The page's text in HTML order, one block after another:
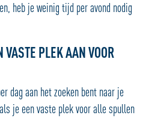
heb je weinig tijd per avond nodig
PLEK AAN VOOR
dag aan het zoeken bent naar je
je een vaste plek voor alle spullen